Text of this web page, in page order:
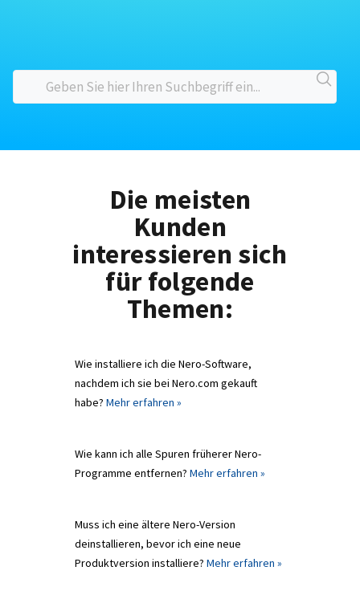
Die meisten
Kunden
interessieren sich
für folgende
Themen:
Wie installiere ich die Nero-Software,
nachdem ich sie bei Nero.com gekauft
habe? Mehr erfahren »
Wie kann ich alle Spuren früherer Nero-
Programme entfernen? Mehr erfahren »
Muss ich eine ältere Nero-Version
deinstallieren, bevor ich eine neue
Produktversion installiere? Mehr erfahren »